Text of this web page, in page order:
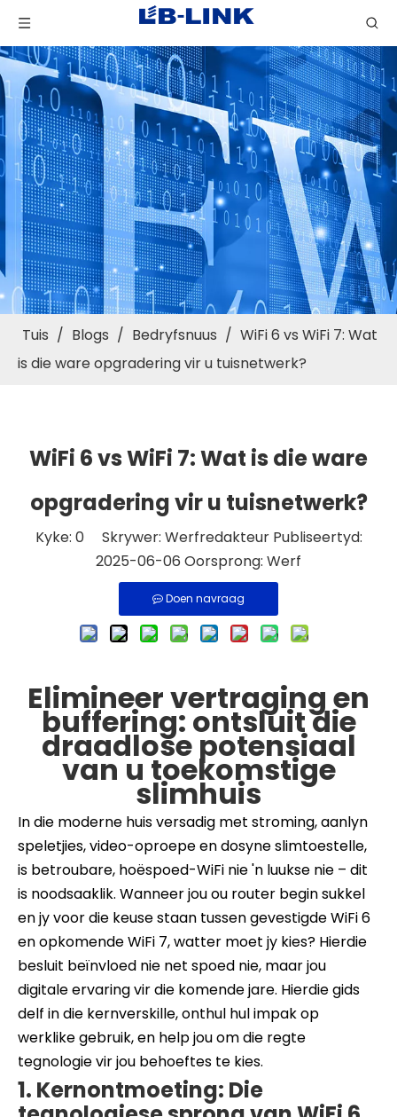
Tuis / Blogs / Bedryfsnuus / WiFi 6 vs WiFi 7: Wat
is die ware opgradering vir u tuisnetwerk?
WiFi 6 vs WiFi 7: Wat is die ware
opgradering vir u tuisnetwerk?
Kyke: 0Skrywer: Werfredakteur Publiseertyd:
2025-06-06 Oorsprong: Werf
Doen navraag
Elimineer vertraging en
buffering: ontsluit die
draadlose potensiaal
van u toekomstige
slimhuis
In die moderne huis versadig met stroming, aanlyn
speletjies, video-oproepe en dosyne slimtoestelle,
is betroubare, hoëspoed-WiFi nie 'n luukse nie – dit
is noodsaaklik. Wanneer jou ou router begin sukkel
en jy voor die keuse staan ​​tussen gevestigde WiFi 6
en opkomende WiFi 7, watter moet jy kies? Hierdie
besluit beïnvloed nie net spoed nie, maar jou
digitale ervaring vir die komende jare. Hierdie gids
delf in die kernverskille, onthul hul impak op
werklike gebruik, en help jou om die regte
tegnologie vir jou behoeftes te kies.
1. Kernontmoeting: Die